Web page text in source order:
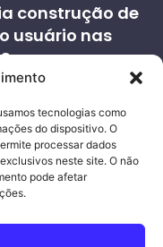
tecnologias como
do dispositivo. O
processar dados
neste site. O não
pode afetar
construção de
usuário nas
Web